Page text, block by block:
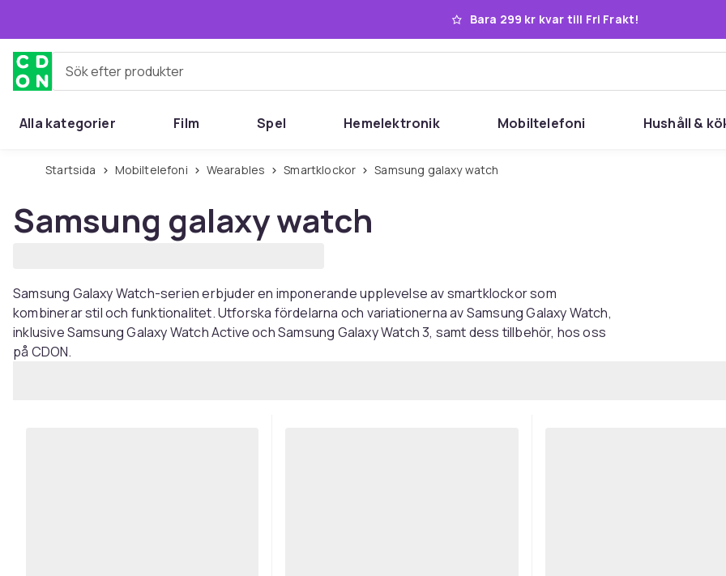
Bara 299 kr kvar till Fri Frakt!
Sök efter produkter
Alla kategorier Film Spel Hemelektronik Mobiltelefoni Hushåll &
Startsida Mobiltelefoni Wearables Smartklockor Samsung galaxy watch
Samsung galaxy watch
Samsung Galaxy Watch-serien erbjuder en imponerande upplevelse av smartklockor som
kombinerar stil och funktionalitet. Utforska fördelarna och variationerna av Samsung Galaxy Watch,
inklusive Samsung Galaxy Watch Active och Samsung Galaxy Watch 3, samt dess tillbehör, hos oss
på CDON.